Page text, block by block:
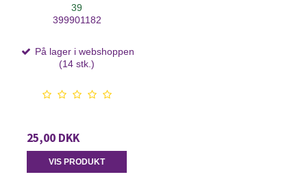
39
399901182
På lager i webshoppen
(14 stk.)
25,00 DKK
VIS PRODUKT